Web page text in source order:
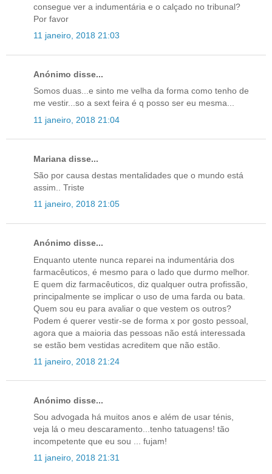
consegue ver a indumentária e o calçado no tribunal?
Por favor
11 janeiro, 2018 21:03
Anónimo disse...
Somos duas...e sinto me velha da forma como tenho de
me vestir...so a sext feira é q posso ser eu mesma...
11 janeiro, 2018 21:04
Mariana disse...
São por causa destas mentalidades que o mundo está
assim.. Triste
11 janeiro, 2018 21:05
Anónimo disse...
Enquanto utente nunca reparei na indumentária dos
farmacêuticos, é mesmo para o lado que durmo melhor.
E quem diz farmacêuticos, diz qualquer outra profissão,
principalmente se implicar o uso de uma farda ou bata.
Quem sou eu para avaliar o que vestem os outros?
Podem é querer vestir-se de forma x por gosto pessoal,
agora que a maioria das pessoas não está interessada
se estão bem vestidas acreditem que não estão.
11 janeiro, 2018 21:24
Anónimo disse...
Sou advogada há muitos anos e além de usar ténis,
veja lá o meu descaramento...tenho tatuagens! tão
incompetente que eu sou ... fujam!
11 janeiro, 2018 21:31